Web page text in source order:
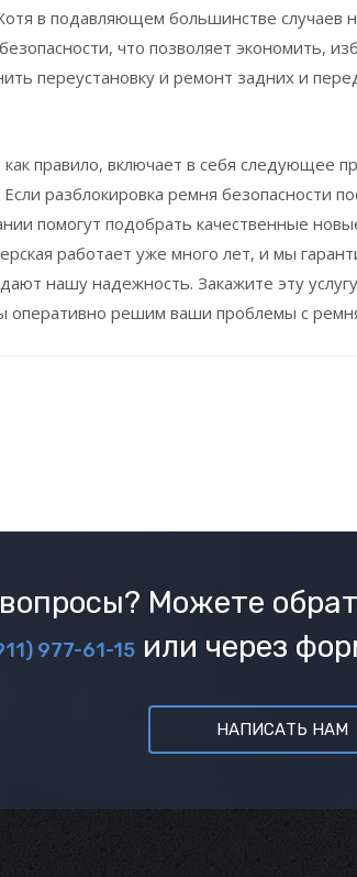
в подавляющем большинстве случаев
что позволяет экономить,
переустановку и ремонт задних и
правило, включает в себя следующее
разблокировка ремня безопасности
помогут подобрать качественные
работает уже много лет, и мы
нашу надежность. Закажите эту
оперативно решим ваши проблемы с
Можете
977-61-15или через
НАПИСАТЬ НАМ